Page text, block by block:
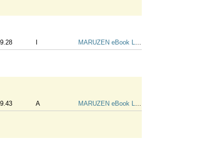
MARUZEN eBook Library
A MARUZEN eBook Library